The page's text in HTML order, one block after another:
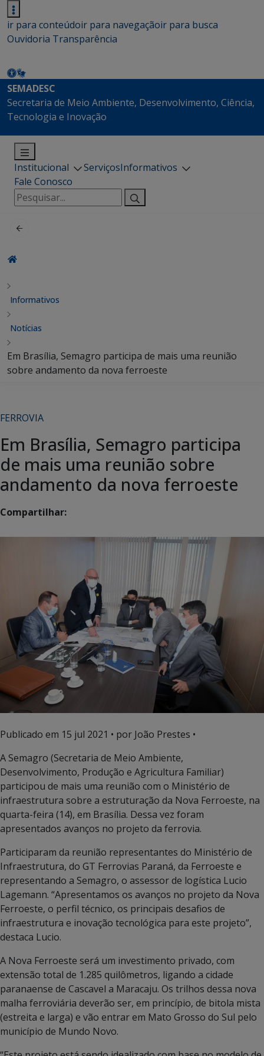
ir para conteúdoir para navegaçãoir para busca
Ouvidoria Transparência
SEMADESC
Secretaria de Meio Ambiente, Desenvolvimento, Ciência,
Tecnologia e Inovação
Institucional ServiçosInformativos
Fale Conosco
Pesquisar
por:
Informativos
Notícias
Em Brasília, Semagro participa de mais uma reunião
sobre andamento da nova ferroeste
FERROVIA
Em Brasília, Semagro participa
de mais uma reunião sobre
andamento da nova ferroeste
Compartilhar:
Publicado em 15 jul 2021 • por João Prestes •
A Semagro (Secretaria de Meio Ambiente,
Desenvolvimento, Produção e Agricultura Familiar)
participou de mais uma reunião com o Ministério de
infraestrutura sobre a estruturação da Nova Ferroeste, na
quarta-feira (14), em Brasília. Dessa vez foram
apresentados avanços no projeto da ferrovia.
Participaram da reunião representantes do Ministério de
Infraestrutura, do GT Ferrovias Paraná, da Ferroeste e
representando a Semagro, o assessor de logística Lucio
Lagemann. “Apresentamos os avanços no projeto da Nova
Ferroeste, o perfil técnico, os principais desafios de
infraestrutura e inovação tecnológica para este projeto”,
destaca Lucio.
A Nova Ferroeste será um investimento privado, com
extensão total de 1.285 quilômetros, ligando a cidade
paranaense de Cascavel a Maracaju. Os trilhos dessa nova
malha ferroviária deverão ser, em princípio, de bitola mista
(estreita e larga) e vão entrar em Mato Grosso do Sul pelo
município de Mundo Novo.